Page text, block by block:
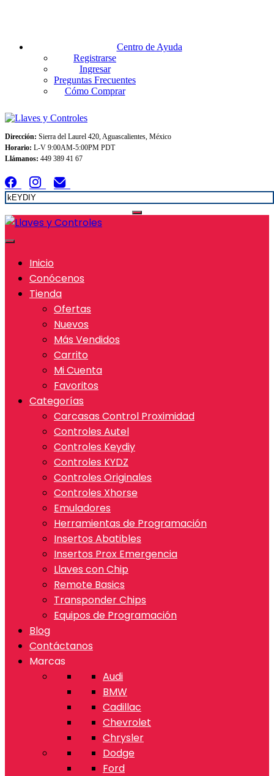
Centro de Ayuda
Registrarse
Ingresar
Preguntas Frecuentes
Cómo Comprar
Dirección: Sierra del Laurel 420, Aguascalientes, México
Horario: L-V 9:00AM-5:00PM PDT
Llámanos: 449 389 41 67
Inicio
Conócenos
Tienda
Ofertas
Nuevos
Más Vendidos
Carrito
Mi Cuenta
Favoritos
Categorías
Carcasas Control Proximidad
Controles Autel
Controles Keydiy
Controles KYDZ
Controles Originales
Controles Xhorse
Emuladores
Herramientas de Programación
Insertos Abatibles
Insertos Prox Emergencia
Llaves con Chip
Remote Basics
Transponder Chips
Equipos de Programación
Blog
Contáctanos
Marcas
Audi
BMW
Cadillac
Chevrolet
Chrysler
Dodge
Ford